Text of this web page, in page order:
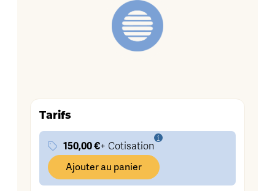
Tarifs
150,00 €+ Cotisation
Ajouter au panier